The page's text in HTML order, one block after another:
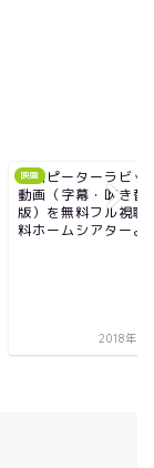
ラビットの
吹き替え
ル視聴！無
アターより...
映画
映画
ンの
料フ